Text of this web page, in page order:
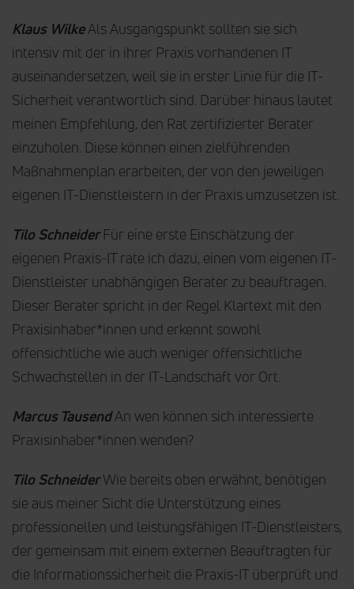
Klaus WilkeAls Ausgangspunkt sollten sie sich
intensiv mit der in ihrer Praxis vorhandenen IT
auseinandersetzen, weil sie in erster Linie für die IT-
Sicherheit verantwortlich sind. Darüber hinaus lautet
meinen Empfehlung, den Rat zertifizierter Berater
einzuholen. Diese können einen zielführenden
Maßnahmenplan erarbeiten, der von den jeweiligen
eigenen IT-Dienstleistern in der Praxis umzusetzen ist.
Tilo SchneiderFür eine erste Einschätzung der
eigenen Praxis-IT rate ich dazu, einen vom eigenen IT-
Dienstleister unabhängigen Berater zu beauftragen.
Dieser Berater spricht in der Regel Klartext mit den
Praxisinhaber*innen und erkennt sowohl
offensichtliche wie auch weniger offensichtliche
Schwachstellen in der IT-Landschaft vor Ort.
Marcus TausendAn wen können sich interessierte
Praxisinhaber*innen wenden?
Tilo SchneiderWie bereits oben erwähnt, benötigen
sie aus meiner Sicht die Unterstützung eines
professionellen und leistungsfähigen IT-Dienstleisters,
der gemeinsam mit einem externen Beauftragten für
die Informationssicherheit die Praxis-IT überprüft und